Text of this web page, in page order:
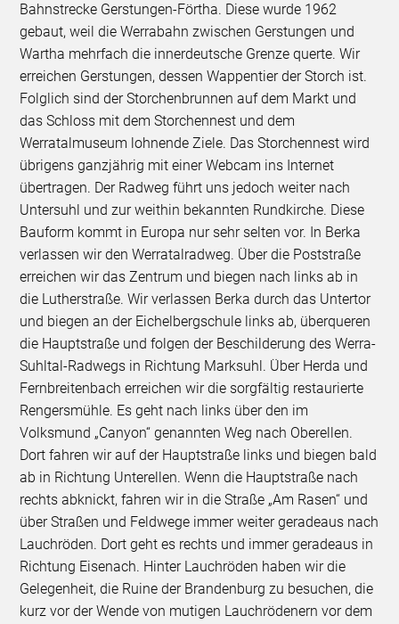
Bahnstrecke Gerstungen-Förtha. Diese wurde 1962
gebaut, weil die Werrabahn zwischen Gerstungen und
Wartha mehrfach die innerdeutsche Grenze querte. Wir
erreichen Gerstungen, dessen Wappentier der Storch ist.
Folglich sind der Storchenbrunnen auf dem Markt und
das Schloss mit dem Storchennest und dem
Werratalmuseum lohnende Ziele. Das Storchennest wird
übrigens ganzjährig mit einer Webcam ins Internet
übertragen. Der Radweg führt uns jedoch weiter nach
Untersuhl und zur weithin bekannten Rundkirche. Diese
Bauform kommt in Europa nur sehr selten vor. In Berka
verlassen wir den Werratalradweg. Über die Poststraße
erreichen wir das Zentrum und biegen nach links ab in
die Lutherstraße. Wir verlassen Berka durch das Untertor
und biegen an der Eichelbergschule links ab, überqueren
die Hauptstraße und folgen der Beschilderung des Werra-
Suhltal-Radwegs in Richtung Marksuhl. Über Herda und
Fernbreitenbach erreichen wir die sorgfältig restaurierte
Rengersmühle. Es geht nach links über den im
Volksmund „Canyon“ genannten Weg nach Oberellen.
Dort fahren wir auf der Hauptstraße links und biegen bald
ab in Richtung Unterellen. Wenn die Hauptstraße nach
rechts abknickt, fahren wir in die Straße „Am Rasen“ und
über Straßen und Feldwege immer weiter geradeaus nach
Lauchröden. Dort geht es rechts und immer geradeaus in
Richtung Eisenach. Hinter Lauchröden haben wir die
Gelegenheit, die Ruine der Brandenburg zu besuchen, die
kurz vor der Wende von mutigen Lauchrödenern vor dem